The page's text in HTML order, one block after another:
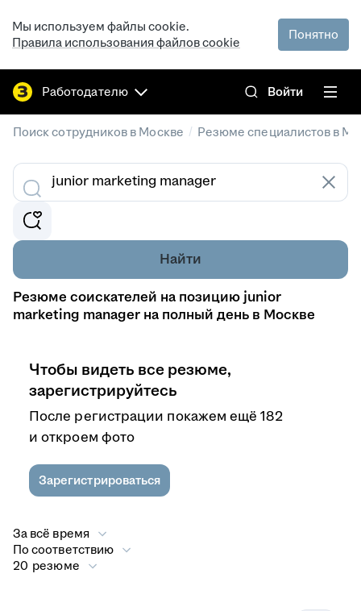
Мы используем файлы cookie.
Правила использования файлов cookie
Понятно
Работодателю Войти
Поиск сотрудников в Москве / Резюме специалистов в
Найти
Резюме соискателей на позицию junior
marketing manager на полный день в Москве
Чтобы видеть все резюме,
зарегистрируйтесь
После регистрации покажем ещё 182
и откроем фото
Зарегистрироваться
За всё время
По соответствию
20 резюме